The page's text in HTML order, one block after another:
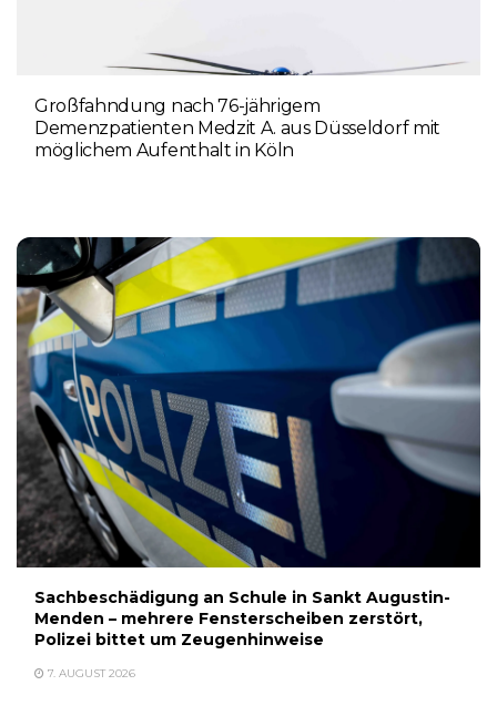
Großfahndung nach 76-jährigem
Demenzpatienten Medzit A. aus Düsseldorf mit
möglichem Aufenthalt in Köln
Sachbeschädigung an Schule in Sankt Augustin-
Menden – mehrere Fensterscheiben zerstört,
Polizei bittet um Zeugenhinweise
7. AUGUST 2026